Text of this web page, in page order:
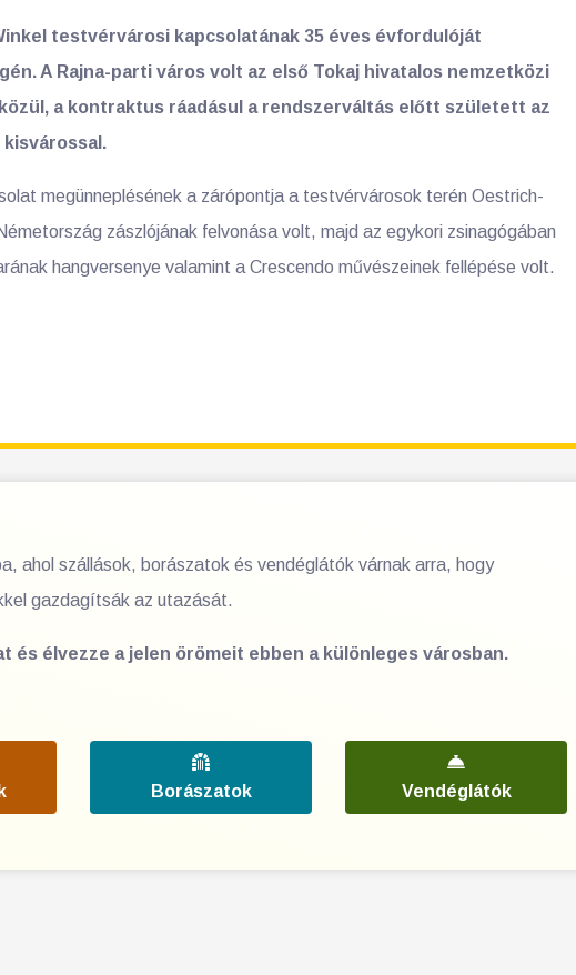
testvérvárosi kapcsolatának 35 éves évfordulóját
A Rajna-parti város volt az első Tokaj hivatalos nemzetközi
a kontraktus ráadásul a rendszerváltás előtt született az
megünneplésének a zárópontja a testvérvárosok terén Oestrich-
zászlójának felvonása volt, majd az egykori zsinagógában
hangversenye valamint a Crescendo művészeinek fellépése volt.
ahol szállások, borászatok és vendéglátók várnak arra, hogy
gazdagítsák az utazását.
és élvezze a jelen örömeit ebben a különleges városban.
Borászatok Vendéglátók